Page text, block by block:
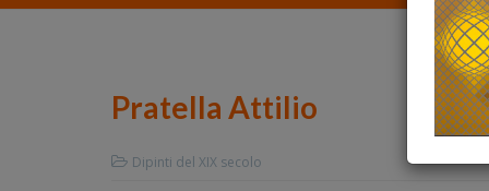
Pratella Attilio
Dipinti del XIX secolo